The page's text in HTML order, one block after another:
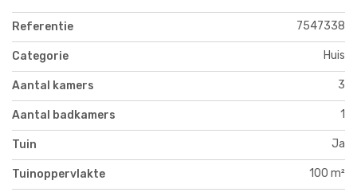
Referentie 7547338
Categorie Huis
Aantal kamers 3
Aantal badkamers 1
Tuin Ja
Tuinoppervlakte 100 m²